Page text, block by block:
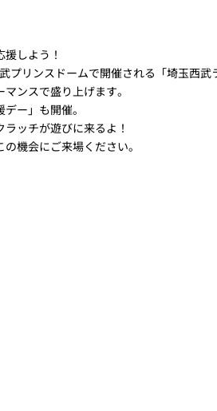
しよう！
プリンスドームで開催される「埼玉西
ンスで盛り上げます。
ー」も開催。
ッチが遊びに来るよ！
機会にご来場ください。